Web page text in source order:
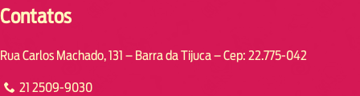
Contatos
Rua Carlos Machado, 131 – Barra da Tijuca – Cep: 22.775-042
21 2509-9030